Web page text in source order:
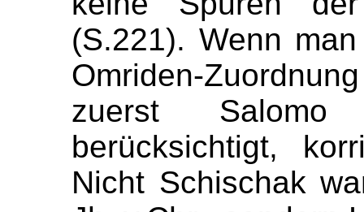
(S.221). Wenn
Omriden-
zuerst Salomo
berücksichtigt,
Nicht Schischak